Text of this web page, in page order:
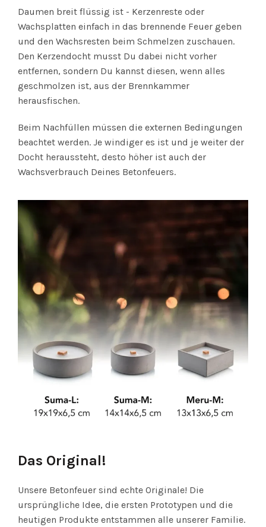
Daumen breit flüssig ist - Kerzenreste oder
Wachsplatten einfach in das brennende Feuer geben
und den Wachsresten beim Schmelzen zuschauen.
Den Kerzendocht musst Du dabei nicht vorher
entfernen, sondern Du kannst diesen, wenn alles
geschmolzen ist, aus der Brennkammer
herausfischen.
Beim Nachfüllen müssen die externen Bedingungen
beachtet werden. Je windiger es ist und je weiter der
Docht heraussteht, desto höher ist auch der
Wachsverbrauch Deines Betonfeuers.
Das Original!
Unsere Betonfeuer sind echte Originale! Die
ursprüngliche Idee, die ersten Prototypen und die
heutigen Produkte entstammen alle unserer Familie.